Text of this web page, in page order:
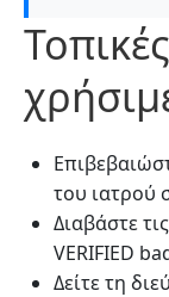
του ιατρού
Διαβάστε
VERIFIED
Δείτε τη